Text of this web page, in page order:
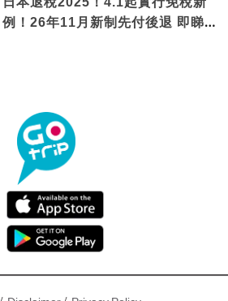
例！26年11月新制先付後退 即睇步